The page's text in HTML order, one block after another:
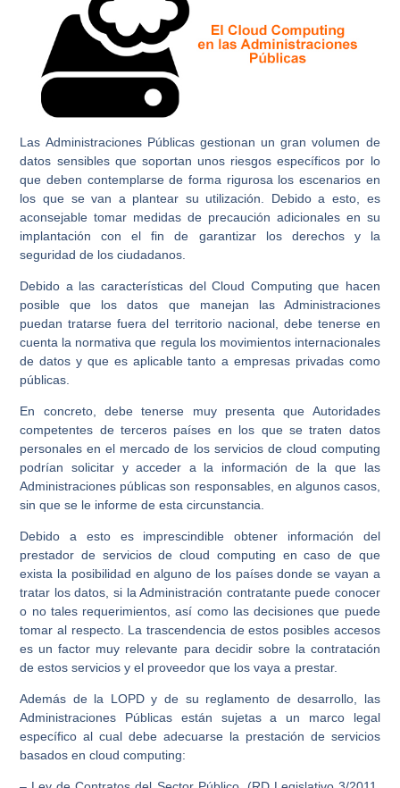
Las Administraciones Públicas gestionan un gran volumen de
datos sensibles que soportan unos riesgos específicos por lo
que deben contemplarse de forma rigurosa los escenarios en
los que se van a plantear su utilización. Debido a esto, es
aconsejable tomar medidas de precaución adicionales en su
implantación con el fin de garantizar los derechos y la
seguridad de los ciudadanos.
Debido a las características del Cloud Computing que hacen
posible que los datos que manejan las Administraciones
puedan tratarse fuera del territorio nacional, debe tenerse en
cuenta la normativa que regula los movimientos internacionales
de datos y que es aplicable tanto a empresas privadas como
públicas.
En concreto, debe tenerse muy presenta que Autoridades
competentes de terceros países en los que se traten datos
personales en el mercado de los servicios de cloud computing
podrían solicitar y acceder a la información de la que las
Administraciones públicas son responsables, en algunos casos,
sin que se le informe de esta circunstancia.
Debido a esto es imprescindible obtener información del
prestador de servicios de cloud computing en caso de que
exista la posibilidad en alguno de los países donde se vayan a
tratar los datos, si la Administración contratante puede conocer
o no tales requerimientos, así como las decisiones que puede
tomar al respecto. La trascendencia de estos posibles accesos
es un factor muy relevante para decidir sobre la contratación
de estos servicios y el proveedor que los vaya a prestar.
Además de la LOPD y de su reglamento de desarrollo, las
Administraciones Públicas están sujetas a un marco legal
específico al cual debe adecuarse la prestación de servicios
basados en cloud computing: